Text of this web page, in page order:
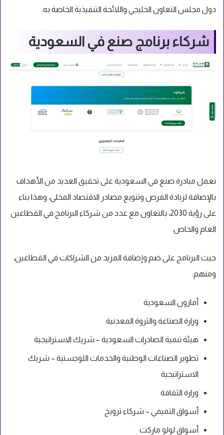
دول مجلس التعاون الخليجي واللائحة التنفيذية الخاصة به.
شركاء برنامج صنع في السعودية
تعمل مبادرة صنع في السعودية على تحقيق العديد من الأهداف
بالإضافة لزيادة الفرص وتنويع مصادر الاقتصاد المحلي، وهذا بناء
على رؤية 2030، بالتعاون مع عدد من شركاء البرنامج في القطاعين
العام والخاص.
حيث البرنامج على ضم وإضافة المزيد من الشراكات في القطاعين،
ومنهم:
أمازون السعودية
وزارة الصناعة والثروة المعدنية
هيئة تنمية الصادرات السعودية – شريك الاستراتيجية
تطوير الصناعات الوطنية والخدمات اللوجستية – شريك
الاستراتيجية
وزارة الثقافة
أسواق التميمي – شركاء ترويج
أسواق لولو ماركت